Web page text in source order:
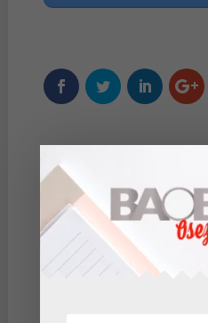
Poster le
Votre adresse e-mail ne
obligatoires sont indiqués